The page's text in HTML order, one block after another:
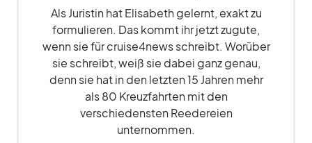
Als Juristin hat Elisabeth gelernt, exakt zu
formulieren. Das kommt ihr jetzt zugute,
wenn sie für cruise4news schreibt. Worüber
sie schreibt, weiß sie dabei ganz genau,
denn sie hat in den letzten 15 Jahren mehr
als 80 Kreuzfahrten mit den
verschiedensten Reedereien
unternommen.